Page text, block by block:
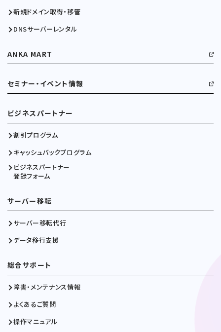
新規ドメイン取得・移管
DNSサーバーレンタル
ANKA MART
セミナー・イベント情報
ビジネスパートナー
割引プログラム
キャッシュバックプログラム
ビジネスパートナー
登録フォーム
サーバー移転
サーバー移転代行
データ移行支援
総合サポート
障害・メンテナンス情報
よくあるご質問
操作マニュアル